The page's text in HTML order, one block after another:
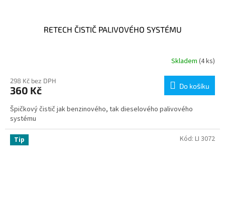
RETECH ČISTIČ PALIVOVÉHO SYSTÉMU
Skladem (4 ks)
298 Kč bez DPH
360 Kč Do košíku
Špičkový čistič jak benzinového, tak dieselového palivového
systému
Tip Kód: LI 3072